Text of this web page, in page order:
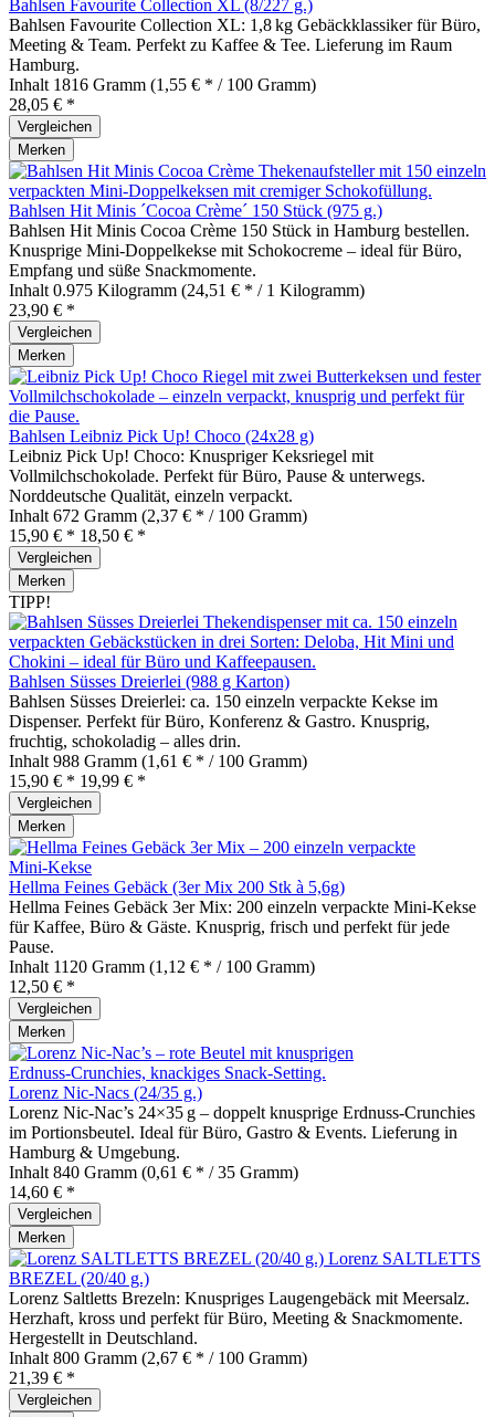
Bahlsen Favourite Collection XL (8/227 g.)
Bahlsen Favourite Collection XL: 1,8 kg Gebäckklassiker für Büro,
Meeting & Team. Perfekt zu Kaffee & Tee. Lieferung im Raum
Hamburg.
Inhalt 1816 Gramm (1,55 € * / 100 Gramm)
28,05 € *
Vergleichen
Merken
Bahlsen Hit Minis ´Cocoa Crème´ 150 Stück (975 g.)
Bahlsen Hit Minis Cocoa Crème 150 Stück in Hamburg bestellen.
Knusprige Mini-Doppelkekse mit Schokocreme – ideal für Büro,
Empfang und süße Snackmomente.
Inhalt 0.975 Kilogramm (24,51 € * / 1 Kilogramm)
23,90 € *
Vergleichen
Merken
Bahlsen Leibniz Pick Up! Choco (24x28 g)
Leibniz Pick Up! Choco: Knuspriger Keksriegel mit
Vollmilchschokolade. Perfekt für Büro, Pause & unterwegs.
Norddeutsche Qualität, einzeln verpackt.
Inhalt 672 Gramm (2,37 € * / 100 Gramm)
15,90 € * 18,50 € *
Vergleichen
Merken
TIPP!
Bahlsen Süsses Dreierlei (988 g Karton)
Bahlsen Süsses Dreierlei: ca. 150 einzeln verpackte Kekse im
Dispenser. Perfekt für Büro, Konferenz & Gastro. Knusprig,
fruchtig, schokoladig – alles drin.
Inhalt 988 Gramm (1,61 € * / 100 Gramm)
15,90 € * 19,99 € *
Vergleichen
Merken
Hellma Feines Gebäck (3er Mix 200 Stk à 5,6g)
Hellma Feines Gebäck 3er Mix: 200 einzeln verpackte Mini‑Kekse
für Kaffee, Büro & Gäste. Knusprig, frisch und perfekt für jede
Pause.
Inhalt 1120 Gramm (1,12 € * / 100 Gramm)
12,50 € *
Vergleichen
Merken
Lorenz Nic-Nacs (24/35 g.)
Lorenz Nic‑Nac’s 24×35 g – doppelt knusprige Erdnuss‑Crunchies
im Portionsbeutel. Ideal für Büro, Gastro & Events. Lieferung in
Hamburg & Umgebung.
Inhalt 840 Gramm (0,61 € * / 35 Gramm)
14,60 € *
Vergleichen
Merken
Lorenz SALTLETTS
BREZEL (20/40 g.)
Lorenz Saltletts Brezeln: Knuspriges Laugengebäck mit Meersalz.
Herzhaft, kross und perfekt für Büro, Meeting & Snackmomente.
Hergestellt in Deutschland.
Inhalt 800 Gramm (2,67 € * / 100 Gramm)
21,39 € *
Vergleichen